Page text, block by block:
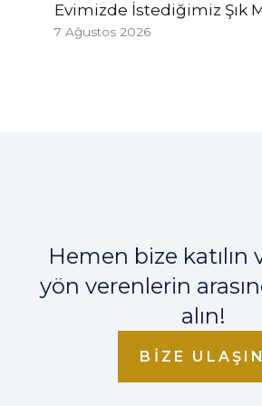
Evimizde İstediğimiz Şık
7 Ağustos 2026
Hemen bize katılın
yön verenlerin
alın!
BIZE ULAŞIN